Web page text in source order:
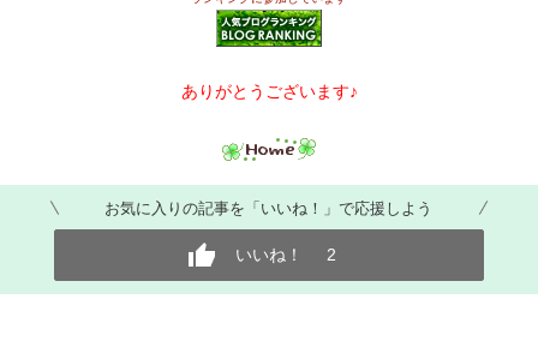
ありがとうございます♪
お気に入りの記事を「いいね！」で応援しよう
いいね！ 2